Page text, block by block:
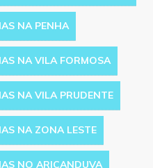
NA PENHA
NA VILA FORMOSA
NA VILA PRUDENTE
NA ZONA LESTE
NO ARICANDUVA